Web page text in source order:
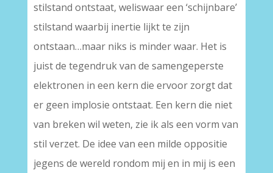
stilstand ontstaat, weliswaar een ‘schijnbare’
stilstand waarbij inertie lijkt te zijn
ontstaan…maar niks is minder waar. Het is
juist de tegendruk van de samengeperste
elektronen in een kern die ervoor zorgt dat
er geen implosie ontstaat. Een kern die niet
van breken wil weten, zie ik als een vorm van
stil verzet. De idee van een milde oppositie
jegens de wereld rondom mij en in mij is een